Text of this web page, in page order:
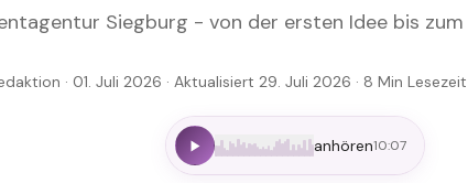
Siegburg - von der ersten Idee bis
· 01. Juli 2026 · Aktualisiert 29. Juli 2026 · 8 Min Lesezeit
anhören10:07